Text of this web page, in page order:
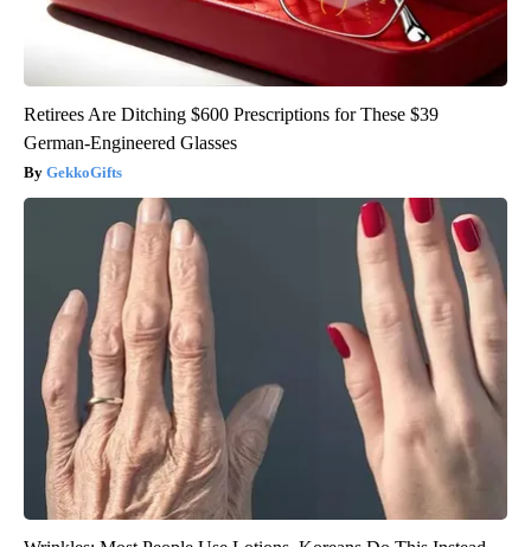
Retirees Are Ditching $600 Prescriptions for These $39
German-Engineered Glasses
GekkoGifts